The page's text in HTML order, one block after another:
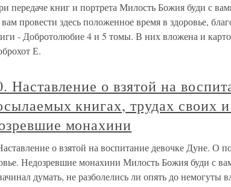
передаче книг и портрета Милость Божия буди с
провести здесь положенное время в здоровье,
- Добротолюбие 4 и 5 томы. В них вложена и
Е.
Наставление о взятой на
книгах, трудах своих и
монахини
о взятой на воспитание девочке Дуне. О
Недозревшие монахини Милость Божия буди с
думать, не разболелись ли опять до немогуты